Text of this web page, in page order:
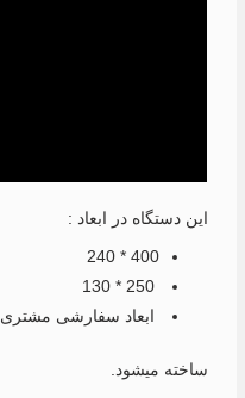
این دستگاه در ابعاد :
400 * 240
250 * 130
ابعاد سفارشی مشتری
ساخته میشود.